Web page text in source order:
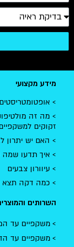
מידע מקצועי
מה זה
זקוקים
האם יש יתרון
איך תדעו
עיוורון צבעים
כמה דקה
השרותים
משקפיים עד
משקפיים עד